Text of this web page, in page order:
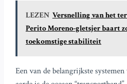
LEZEN Versnelling van het
Perito Moreno-gletsjer baart
toekomstige stabiliteit
Een van de belangrijkste